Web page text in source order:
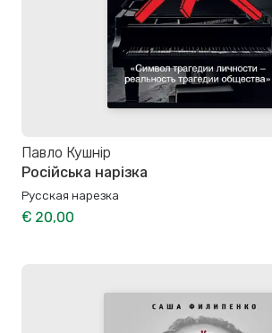
Павло Кушнір
Російська нарізка
Русская нарезка
€ 20,00